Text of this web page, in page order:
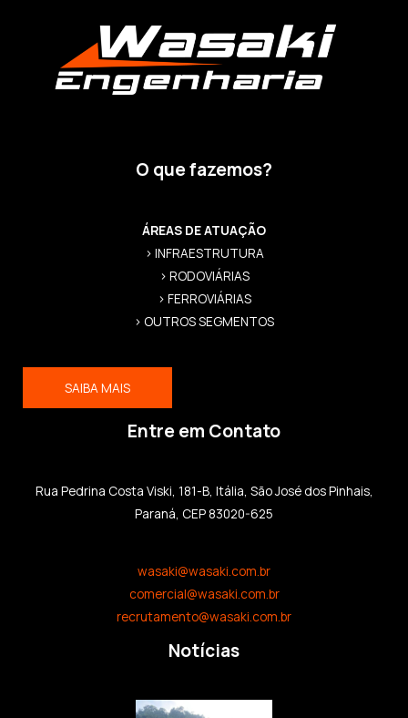
O que fazemos?
ÁREAS DE ATUAÇÃO
> INFRAESTRUTURA
> RODOVIÁRIAS
> FERROVIÁRIAS
> OUTROS SEGMENTOS
SAIBA MAIS
Entre em Contato
Rua Pedrina Costa Viski, 181-B, Itália, São José dos Pinhais,
Paraná, CEP 83020-625
wasaki@wasaki.com.br
comercial@wasaki.com.br
recrutamento@wasaki.com.br
Notícias